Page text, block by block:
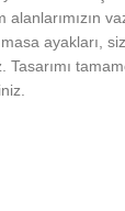
ayakları,